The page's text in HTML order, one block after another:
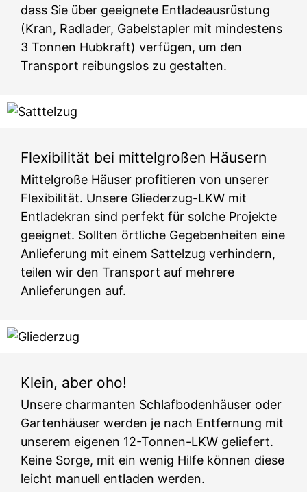
dass Sie über geeignete Entladeausrüstung
(Kran, Radlader, Gabelstapler mit mindestens
3 Tonnen Hubkraft) verfügen, um den
Transport reibungslos zu gestalten.
Flexibilität bei mittelgroßen Häusern
Mittelgroße Häuser profitieren von unserer
Flexibilität. Unsere Gliederzug-LKW mit
Entladekran sind perfekt für solche Projekte
geeignet. Sollten örtliche Gegebenheiten eine
Anlieferung mit einem Sattelzug verhindern,
teilen wir den Transport auf mehrere
Anlieferungen auf.
Klein, aber oho!
Unsere charmanten Schlafbodenhäuser oder
Gartenhäuser werden je nach Entfernung mit
unserem eigenen 12-Tonnen-LKW geliefert.
Keine Sorge, mit ein wenig Hilfe können diese
leicht manuell entladen werden.